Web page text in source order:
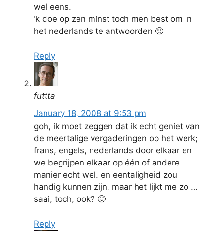
wel eens.
‘k doe op zen minst toch men best om in
het nederlands te antwoorden 🙂
Reply
futtta
January 18, 2008 at 9:53 pm
goh, ik moet zeggen dat ik echt geniet van
de meertalige vergaderingen op het werk;
frans, engels, nederlands door elkaar en
we begrijpen elkaar op één of andere
manier echt wel. en eentaligheid zou
handig kunnen zijn, maar het lijkt me zo …
saai, toch, ook? 🙂
Reply